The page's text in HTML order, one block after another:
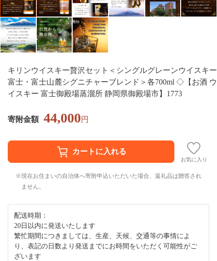
キリンウイスキー贅沢セット＜シングルグレーンウイスキー
富士・富士山麓シグニチャーブレンド＞各700ml ◇【お酒 ウ
イスキー 富士御殿場蒸溜所 静岡県御殿場市】1773
寄附金額 44,000円
お気に入り
現在お住まいの自治体へ寄附申込いただいた場合、返礼品は贈答され
ません。
配送時期：
20日以内に発送いたします
繁忙期間につきましては、生産、天候、交通等の事情によ
り、表記の日数より発送までにお時間をいただく可能性がご
ざいます